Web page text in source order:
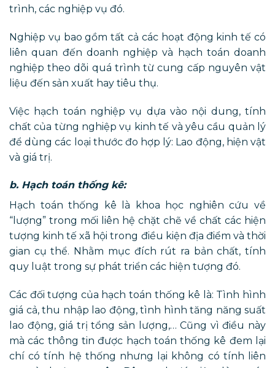
trình, các nghiệp vụ đó.
Nghiệp vụ bao gồm tất cả các hoạt động kinh tế có
liên quan đến doanh nghiệp và hạch toán doanh
nghiệp theo dõi quá trình từ cung cấp nguyên vật
liệu đến sản xuất hay tiêu thụ.
Việc hạch toán nghiệp vụ dựa vào nội dung, tính
chất của từng nghiệp vụ kinh tế và yêu cầu quản lý
để dùng các loại thước đo hợp lý: Lao động, hiện vật
và giá trị.
b. Hạch toán thống kê:
Hạch toán thống kê là khoa học nghiên cứu về
“lượng” trong mối liên hệ chặt chẽ về chất các hiện
tượng kinh tế xã hội trong điều kiện địa điểm và thời
gian cụ thể. Nhằm mục đích rút ra bản chất, tính
quy luật trong sự phát triển các hiện tượng đó.
Các đối tượng của hạch toán thống kê là: Tình hình
giá cả, thu nhập lao động, tình hình tăng năng suất
lao động, giá trị tổng sản lượng,… Cũng vì điều này
mà các thông tin được hạch toán thống kê đem lại
chí có tính hệ thống nhưng lại không có tính liên